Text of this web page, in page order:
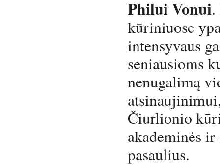
Philui Vonui
kūriniuose
intensyvaus
seniausioms
nenugalimą
Čiurlionio
akademinės
pasaulius.